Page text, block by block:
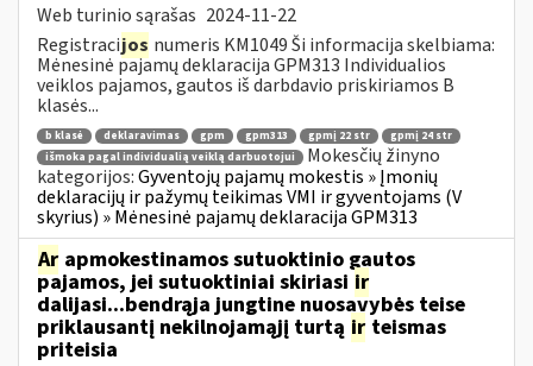
Web turinio sąrašas 2024-11-22
Registracijos numeris KM1049 Ši informacija skelbiama:
Mėnesinė pajamų deklaracija GPM313 Individualios
veiklos pajamos, gautos iš darbdavio priskiriamos B
klasės...
b klasė deklaravimas gpm gpm313 gpmį 22 str
gpmį 24 str
išmoka pagal individualią veiklą darbuotojui
Mokesčių žinyno
kategorijos:Gyventojų pajamų mokestis » Įmonių
deklaracijų ir pažymų teikimas VMI ir gyventojams (V
skyrius) » Mėnesinė pajamų deklaracija GPM313
Ar apmokestinamos sutuoktinio gautos
pajamos, jei sutuoktiniai skiriasi ir
dalijasi...bendrąja jungtine nuosavybės teise
priklausantį nekilnojamąjį turtą ir teismas
priteisia